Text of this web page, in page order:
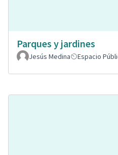
Parques y jardines
Jesús Medina
Espacio